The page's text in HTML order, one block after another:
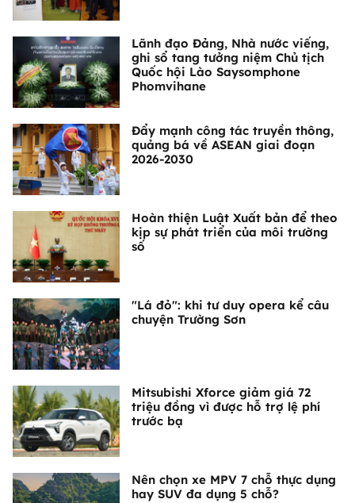
Lãnh đạo Đảng, Nhà nước viếng,
ghi sổ tang tưởng niệm Chủ tịch
Quốc hội Lào Saysomphone
Phomvihane
Đẩy mạnh công tác truyền thông,
quảng bá về ASEAN giai đoạn
2026-2030
Hoàn thiện Luật Xuất bản để theo
kịp sự phát triển của môi trường
số
"Lá đỏ": khi tư duy opera kể câu
chuyện Trường Sơn
Mitsubishi Xforce giảm giá 72
triệu đồng vì được hỗ trợ lệ phí
trước bạ
Nên chọn xe MPV 7 chỗ thực dụng
hay SUV đa dụng 5 chỗ?